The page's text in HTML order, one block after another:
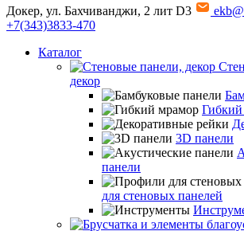
Докер, ул. Бахчиванджи, 2 лит D3
+7(343)3833-470
Каталог
декор
3D панели
панели
для стеновых панелей